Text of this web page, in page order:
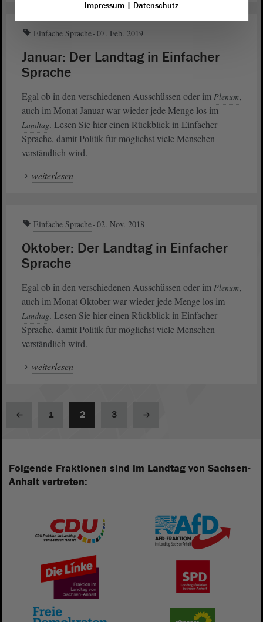
Einfache Sprache 07. Feb. 2019
Januar: Der Landtag in Einfacher
Sprache
Egal ob in den verschiedenen Ausschüssen oder im Plenum,
auch im Monat Januar war wieder jede Menge los im
Landtag. Lesen Sie hier einen Rückblick in Einfacher
Sprache, damit Politik für möglichst viele Menschen
verständlich wird.
weiterlesen
Einfache Sprache 02. Nov. 2018
Oktober: Der Landtag in Einfacher
Sprache
Egal ob in den verschiedenen Ausschüssen oder im Plenum,
auch im Monat Oktober war wieder jede Menge los im
Landtag. Lesen Sie hier einen Rückblick in Einfacher
Sprache, damit Politik für möglichst viele Menschen
verständlich wird.
weiterlesen
1 2 3
Folgende Fraktionen sind im Landtag von Sachsen-
Anhalt vertreten:
Impressum| Datenschutz